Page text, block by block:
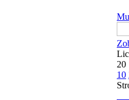
20
10